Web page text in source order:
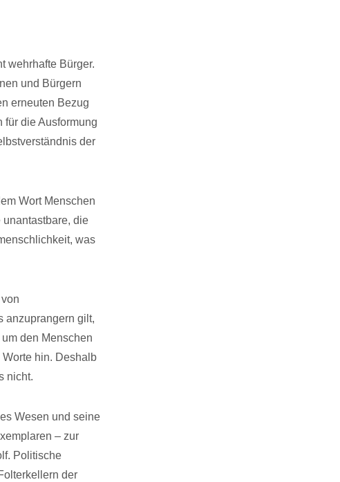
wehrhafte Bürger.
und Bürgern
erneuten Bezug
die Ausformung
der
Wort Menschen
die
was
anzuprangern gilt,
den Menschen
hin. Deshalb
nicht.
Wesen und seine
– zur
Politische
der